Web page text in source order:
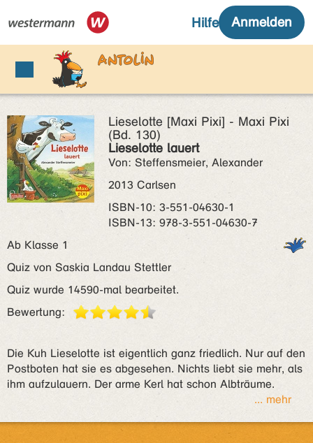
Lieselotte [Maxi Pixi] - Maxi Pixi
(Bd. 130)
Lieselotte lauert
Von: Steffensmeier, Alexander
2013 Carlsen
ISBN‑10: 3-551-04630-1
ISBN‑13: 978-3-551-04630-7
Ab Klasse 1
Quiz von Saskia Landau Stettler
Quiz wurde 14590-mal bearbeitet.
Bewertung:
Die Kuh Lieselotte ist eigentlich ganz friedlich. Nur auf den
Postboten hat sie es abgesehen. Nichts liebt sie mehr, als
ihm aufzulauern. Der arme Kerl hat schon Albträume.
... mehr